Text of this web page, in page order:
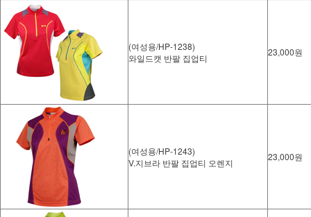
(여성용/HP-1238)
와일드캣 반팔 집업티
23,000원
(여성용/HP-1243)
V.지브라 반팔 집업티 오렌지
23,000원